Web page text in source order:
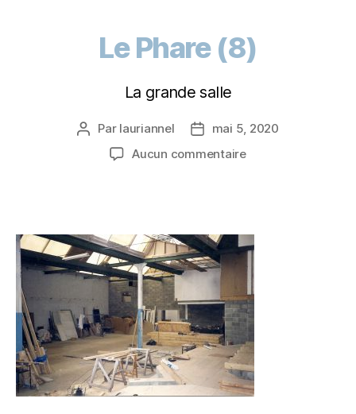
Le Phare (8)
La grande salle
Par lauriannel
mai 5, 2020
Aucun commentaire